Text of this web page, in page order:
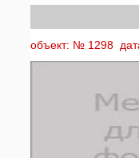
объект: № 1298